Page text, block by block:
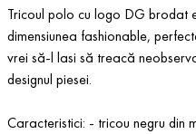
Tricoul polo cu logo DG brodat
dimensiunea fashionable,
vrei să-l lasi să treacă
designul piesei.
Caracteristici: - tricou negru din